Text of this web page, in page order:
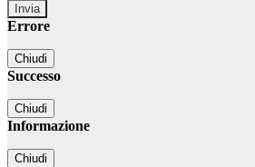
Errore
Chiudi
Successo
Chiudi
Informazione
Chiudi